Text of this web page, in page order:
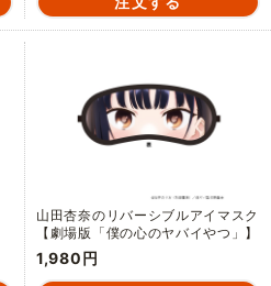
山田杏奈のリバーシブルアイマスク
【劇場版「僕の心のヤバイやつ」】
1,980円